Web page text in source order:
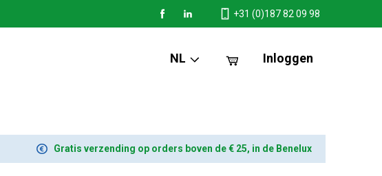
NL Inloggen
+31 (0)187 82 09 98
Gratis verzending op orders boven de € 25, in de Benelux